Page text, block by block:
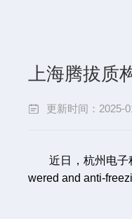
上海腾拔质
更新时间：2025-
近日，杭州电
wered and anti-